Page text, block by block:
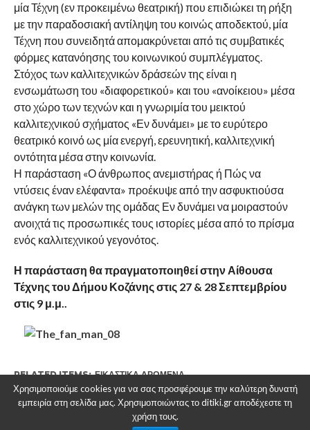
μία Τέχνη (εν προκειμένω θεατρική) που επιδιώκει τη ρήξη
με την παραδοσιακή αντίληψη του κοινώς αποδεκτού, μία
Τέχνη που συνειδητά απομακρύνεται από τις συμβατικές
φόρμες κατανόησης του κοινωνικού συμπλέγματος.
Στόχος των καλλιτεχνικών δράσεών της είναι η
ενσωμάτωση του «διαφορετικού» και του «ανοίκειου» μέσα
στο χώρο των τεχνών και η γνωριμία του μεικτού
καλλιτεχνικού σχήματος «Εν δυνάμει» με το ευρύτερο
θεατρικό κοινό ως μία ενεργή, ερευνητική, καλλιτεχνική
οντότητα μέσα στην κοινωνία.
Η παράσταση «Ο άνθρωπος ανεμιστήρας ή Πώς να
ντύσεις έναν ελέφαντα» προέκυψε από την ασφυκτιούσα
ανάγκη των μελών της ομάδας Εν δυνάμει να μοιραστούν
ανοιχτά τις προσωπικές τους ιστορίες μέσα από το πρίσμα
ενός καλλιτεχνικού γεγονότος.
Η παράσταση θα πραγματοποιηθεί στην Αίθουσα
Τέχνης του Δήμου Κοζάνης στις 27 & 28 Σεπτεμβρίου
στις 9 μ.μ..
RELATED ITEMS: ΕΙΚΑΣΤΙΚΆ ΔΡΏΜΕΝΑ
Χρησιμοποιούμε cookies για να σας προσφέρουμε την καλύτερη δυνατή
εμπειρία στη σελίδα μας. Χρησιμοποιώντας το ditiki.gr αποδέχεστε τη
χρήση τους.